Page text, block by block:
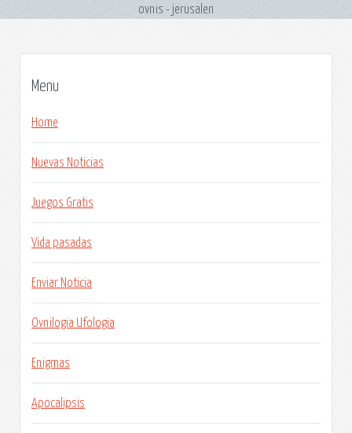
ovnis - jerusalen
Menu
Home
Nuevas Noticias
Juegos Gratis
Vida pasadas
Enviar Noticia
Ovnilogia Ufologia
Enigmas
Apocalipsis